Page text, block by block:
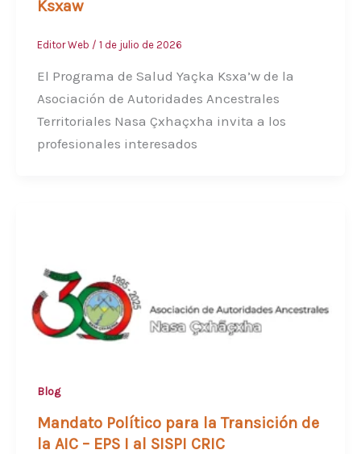
Ksxaw
Editor Web / 1 de julio de 2026
El Programa de Salud Yaçka Ksxa’w de la
Asociación de Autoridades Ancestrales
Territoriales Nasa Çxhaçxha invita a los
profesionales interesados
Blog
Mandato Político para la Transición de
la AIC – EPS I al SISPI CRIC